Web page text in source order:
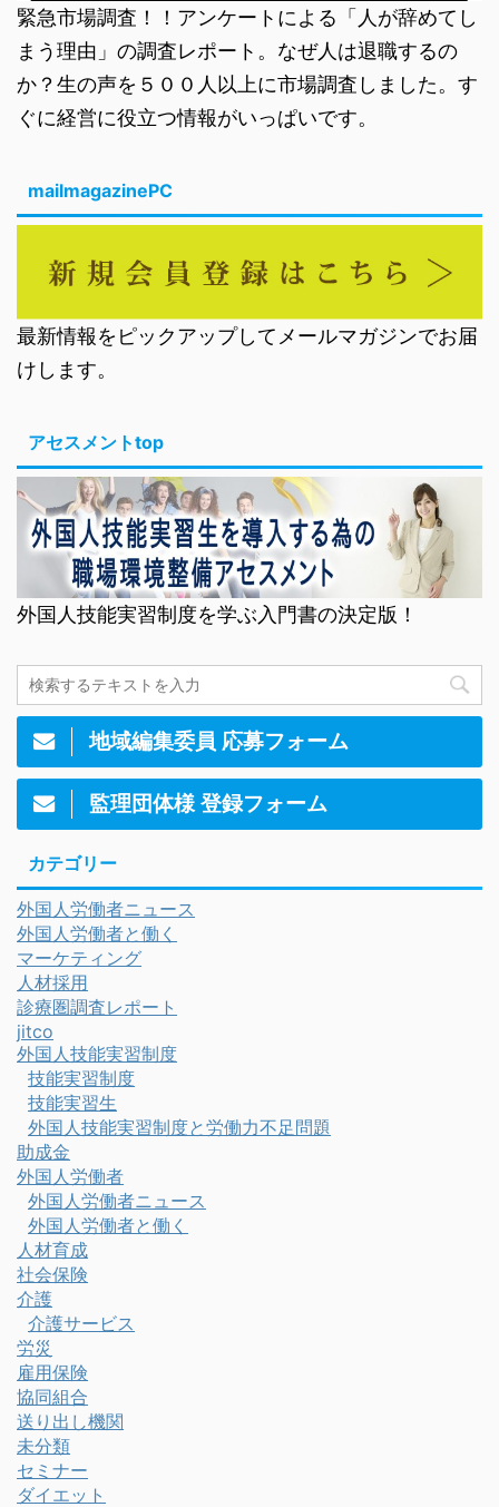
緊急市場調査！！アンケートによる「人が辞めてし
まう理由」の調査レポート。なぜ人は退職するの
か？生の声を５００人以上に市場調査しました。す
ぐに経営に役立つ情報がいっぱいです。
mailmagazinePC
最新情報をピックアップしてメールマガジンでお届
けします。
アセスメントtop
外国人技能実習制度を学ぶ入門書の決定版！
地域編集委員 応募フォーム
監理団体様 登録フォーム
カテゴリー
外国人労働者ニュース
外国人労働者と働く
マーケティング
人材採用
診療圏調査レポート
jitco
外国人技能実習制度
技能実習制度
技能実習生
外国人技能実習制度と労働力不足問題
助成金
外国人労働者
外国人労働者ニュース
外国人労働者と働く
人材育成
社会保険
介護
介護サービス
労災
雇用保険
協同組合
送り出し機関
未分類
セミナー
ダイエット